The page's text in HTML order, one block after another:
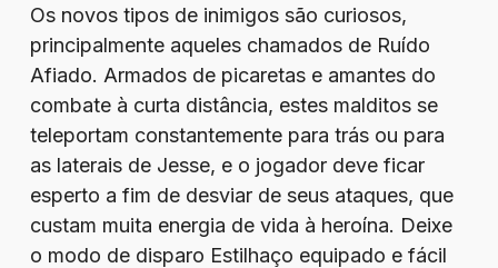
Os novos tipos de inimigos são curiosos,
principalmente aqueles chamados de Ruído
Afiado. Armados de picaretas e amantes do
combate à curta distância, estes malditos se
teleportam constantemente para trás ou para
as laterais de Jesse, e o jogador deve ficar
esperto a fim de desviar de seus ataques, que
custam muita energia de vida à heroína. Deixe
o modo de disparo Estilhaço equipado e fácil